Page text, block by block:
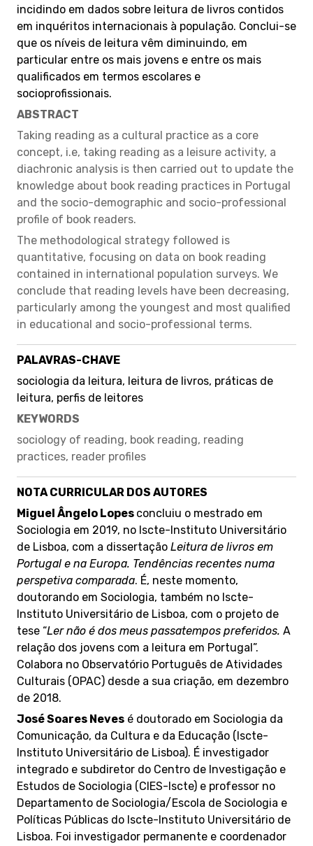
incidindo em dados sobre leitura de livros contidos
em inquéritos internacionais à população. Conclui-se
que os níveis de leitura vêm diminuindo, em
particular entre os mais jovens e entre os mais
qualificados em termos escolares e
socioprofissionais.
ABSTRACT
Taking reading as a cultural practice as a core
concept, i.e, taking reading as a leisure activity, a
diachronic analysis is then carried out to update the
knowledge about book reading practices in Portugal
and the socio-demographic and socio-professional
profile of book readers.
The methodological strategy followed is
quantitative, focusing on data on book reading
contained in international population surveys. We
conclude that reading levels have been decreasing,
particularly among the youngest and most qualified
in educational and socio-professional terms.
PALAVRAS-CHAVE
sociologia da leitura, leitura de livros, práticas de
leitura, perfis de leitores
KEYWORDS
sociology of reading, book reading, reading
practices, reader profiles
NOTA CURRICULAR DOS AUTORES
Miguel Ângelo Lopes concluiu o mestrado em
Sociologia em 2019, no Iscte-Instituto Universitário
de Lisboa, com a dissertação Leitura de livros em
Portugal e na Europa. Tendências recentes numa
perspetiva comparada. É, neste momento,
doutorando em Sociologia, também no Iscte-
Instituto Universitário de Lisboa, com o projeto de
tese “Ler não é dos meus passatempos preferidos. A
relação dos jovens com a leitura em Portugal”.
Colabora no Observatório Português de Atividades
Culturais (OPAC) desde a sua criação, em dezembro
de 2018.
José Soares Neves é doutorado em Sociologia da
Comunicação, da Cultura e da Educação (Iscte-
Instituto Universitário de Lisboa). É investigador
integrado e subdiretor do Centro de Investigação e
Estudos de Sociologia (CIES-Iscte) e professor no
Departamento de Sociologia/Escola de Sociologia e
Políticas Públicas do Iscte-Instituto Universitário de
Lisboa. Foi investigador permanente e coordenador